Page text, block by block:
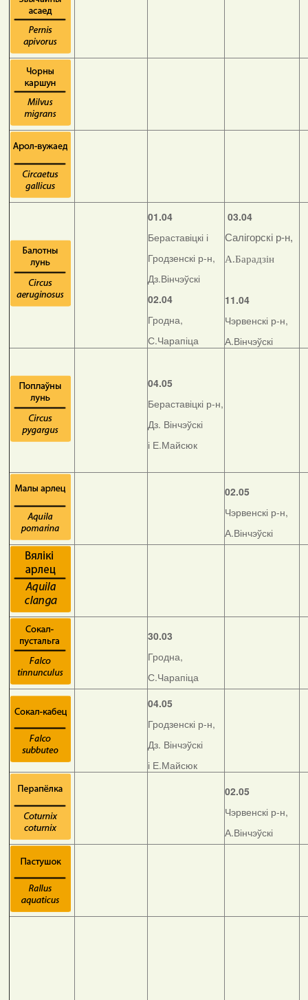
01.04
Бераставіцкі і
Гродзенскі р-н,
Дз.Вінчэўскі
02.04
Гродна,
С.Чарапіца
03.04
Салігорскі р-н,
А.Барадзін
11.04
Чэрвенскі р-н,
А.Вінчэўскі
04.05
Бераставіцкі р-н,
Дз. Вінчэўскі
і Е.Майсюк
02.05
Чэрвенскі р-н,
А.Вінчэўскі
30.03
Гродна,
С.Чарапіца
04.05
Гродзенскі р-н,
Дз. Вінчэўскі
і Е.Майсюк
02.05
Чэрвенскі р-н,
А.Вінчэўскі